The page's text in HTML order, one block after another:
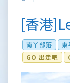
[香港
南丫部落 東
GO 出走吧